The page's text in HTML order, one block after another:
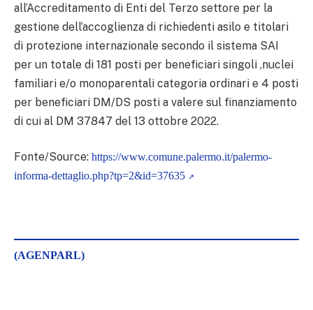
all’Accreditamento di Enti del Terzo settore per la
gestione dell’accoglienza di richiedenti asilo e titolari
di protezione internazionale secondo il sistema SAI
per un totale di 181 posti per beneficiari singoli ,nuclei
familiari e/o monoparentali categoria ordinari e 4 posti
per beneficiari DM/DS posti a valere sul finanziamento
di cui al DM 37847 del 13 ottobre 2022.
Fonte/Source: https://www.comune.palermo.it/palermo-
informa-dettaglio.php?tp=2&id=37635
(AGENPARL)